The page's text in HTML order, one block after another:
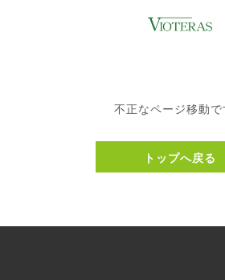
不正なページ移動で
トップへ戻る